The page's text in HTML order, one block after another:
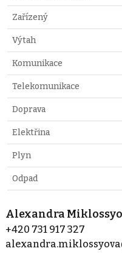
Zařízený
Výtah
Komunikace
Telekomunikace
Doprava
Elektřina
Plyn
Odpad
Alexandra
+420 731 917 327